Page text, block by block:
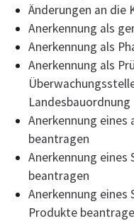
Änderungen an die
Anerkennung als
Anerkennung als
Anerkennung als
Landesbauordnung
Anerkennung eines
beantragen
Anerkennung eines
beantragen
Anerkennung eines
Produkte